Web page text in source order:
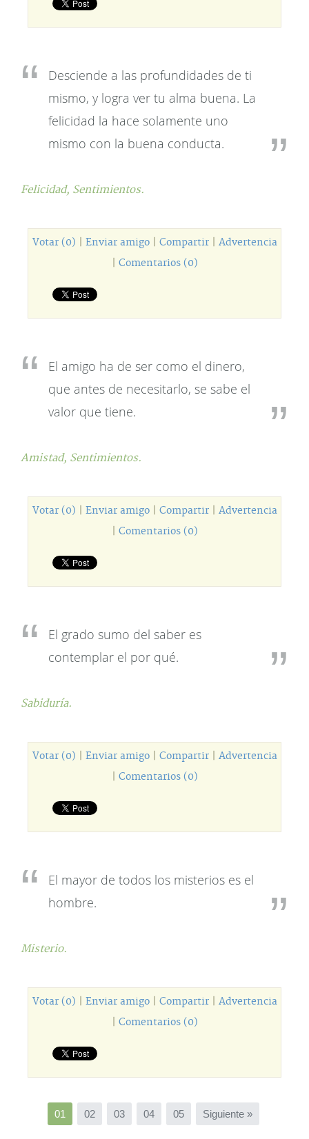
Desciende a las profundidades de ti
mismo, y logra ver tu alma buena. La
felicidad la hace solamente uno
mismo con la buena conducta.
Felicidad, Sentimientos.
Votar (0) Enviar amigo| Compartir| Advertencia
Comentarios (0)
El amigo ha de ser como el dinero,
que antes de necesitarlo, se sabe el
valor que tiene.
Amistad, Sentimientos.
Votar (0) Enviar amigo| Compartir| Advertencia
Comentarios (0)
El grado sumo del saber es
contemplar el por qué.
Sabiduría.
Votar (0) Enviar amigo| Compartir| Advertencia
Comentarios (0)
El mayor de todos los misterios es el
hombre.
Misterio.
Votar (0) Enviar amigo| Compartir| Advertencia
Comentarios (0)
01 02 03 04 05 Siguiente »